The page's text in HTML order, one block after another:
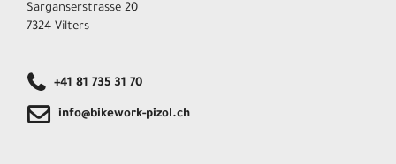
Sarganserstrasse 20
7324 Vilters
+41 81 735 31 70
info@bikework-pizol.ch